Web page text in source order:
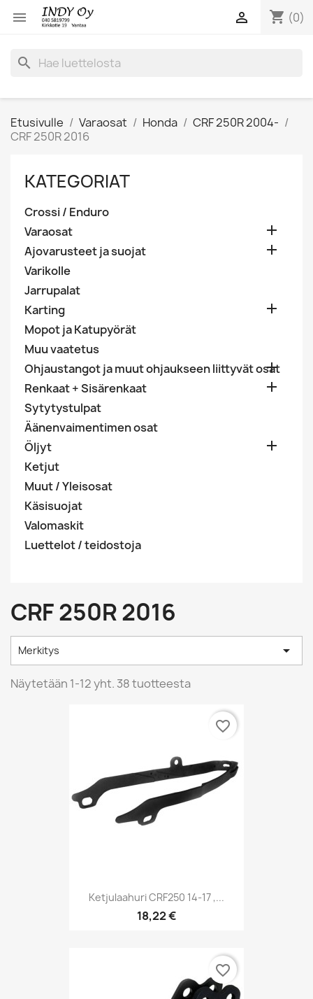
 shopping_cart (0)

search
Etusivulle Varaosat Honda
CRF 250R 2004-
CRF 250R 2016
KATEGORIAT
Crossi / Enduro
Varaosat

Ajovarusteet ja suojat 
Varikolle
Jarrupalat
Karting

Mopot ja Katupyörät
Muu vaatetus
Ohjaustangot ja muut ohjaukseen liittyvät osat

Renkaat + Sisärenkaat 
Sytytystulpat
Äänenvaimentimen osat
Öljyt

Ketjut
Muut / Yleisosat
Käsisuojat
Valomaskit
Luettelot / teidostoja
CRF 250R 2016
Merkitys 
Näytetään 1-12 yht. 38 tuotteesta
Ketjulaahuri CRF250 14-17 ,...
18,22 €
favorite_border
favorite_border